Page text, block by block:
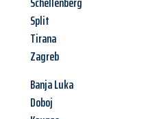
Split
Tirana
Zagreb
Banja Luka
Doboj